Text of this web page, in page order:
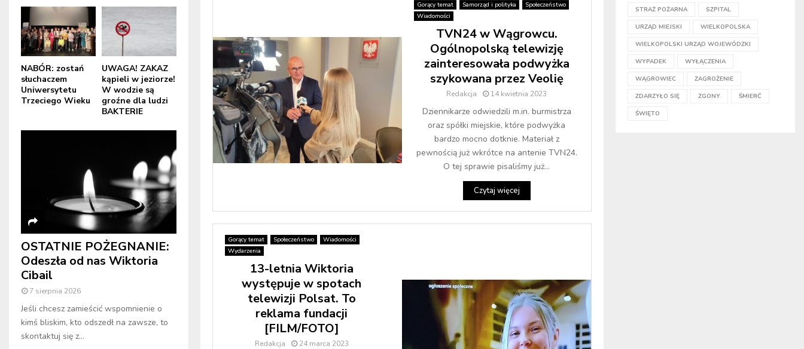
Gorący temat Samorząd i polityka
Społeczeństwo
Wiadomości
TVN24 w Wągrowcu.
Ogólnopolską telewizję
zainteresowała podwyżka
szykowana przez Veolię
Redakcja 14 kwietnia 2023
Dziennikarze odwiedzili m.in. burmistrza
oraz spółki miejskie, które podwyżka
bardzo mocno dotknie. Materiał z
pewnością już wkrótce na antenie TVN24.
O tej sprawie pisaliśmy już...
Czytaj więcej
Gorący temat Społeczeństwo
Wiadomości
Wydarzenia
13-letnia Wiktoria
występuje w spotach
telewizji Polsat. To
reklama fundacji
[FILM/FOTO]
Redakcja 24 marca 2023
NABÓR: zostań
słuchaczem
Uniwersytetu
Trzeciego Wieku
UWAGA! ZAKAZ
kąpieli w jeziorze!
W wodzie są
groźne dla ludzi
BAKTERIE
OSTATNIE POŻEGNANIE:
Odeszła od nas Wiktoria
Cibail
7 sierpnia 2026
Jeśli chcesz zamieścić wspomnienie o
kimś bliskim, kto odszedł na zawsze, to
skontaktuj się z...
STRAŻ POŻARNA SZPITAL
URZĄD MIEJSKI WIELKOPOLSKA
WIELKOPOLSKI URZĄD WOJEWÓDZKI
WYPADEK WYŁĄCZENIA
WĄGROWIEC ZAGROŻENIE
ZDARZYŁO SIĘ ZGONY ŚMIERĆ
ŚWIĘTO